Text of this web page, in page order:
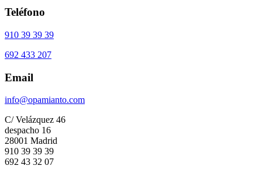
Teléfono
910 39 39 39
692 433 207
Email
info@opamianto.com
C/ Velázquez 46
despacho 16
28001 Madrid
910 39 39 39
692 43 32 07